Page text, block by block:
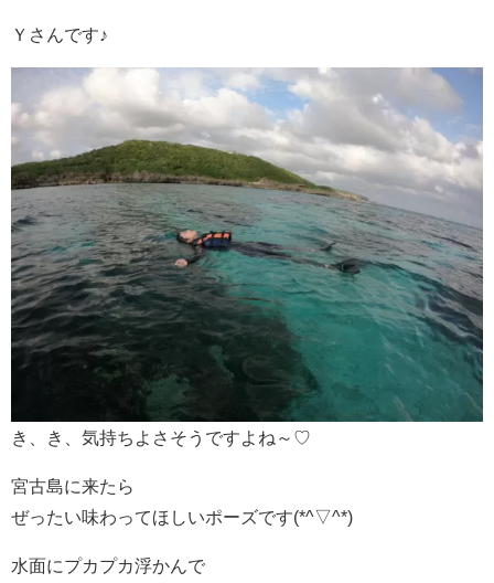
Ｙさんです♪
き、き、気持ちよさそうですよね～♡
宮古島に来たら
ぜったい味わってほしいポーズです(*^▽^*)
水面にプカプカ浮かんで